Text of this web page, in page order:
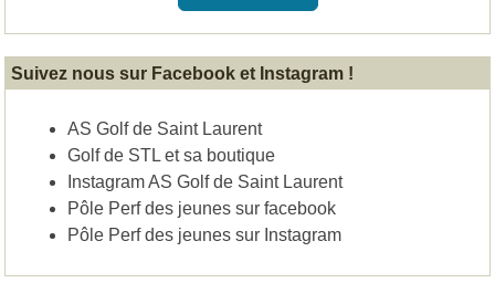
Suivez nous sur Facebook et Instagram !
AS Golf de Saint Laurent
Golf de STL et sa boutique
Instagram AS Golf de Saint Laurent
Pôle Perf des jeunes sur facebook
Pôle Perf des jeunes sur Instagram